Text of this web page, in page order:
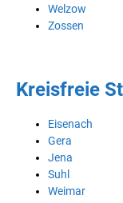
Welzow
Zossen
Kreisfreie
Eisenach
Gera
Jena
Suhl
Weimar